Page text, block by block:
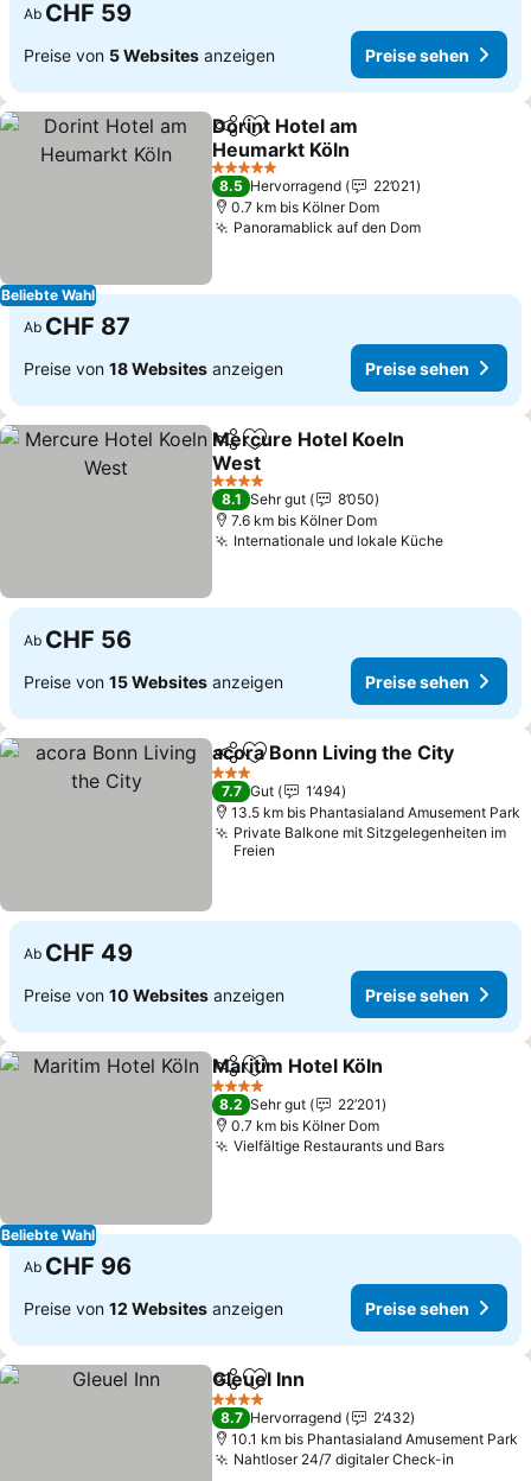
Ab CHF 59
Preise von 5 Websites anzeigen Preise sehen
Beliebte Wahl
TeilenZu Favoriten hinzufügen
Dorint Hotel am
Heumarkt Köln
5 Sterne
8.5 Hervorragend
22’021
0.7 km bis Kölner Dom
Panoramablick auf den Dom
Ab CHF 87
Preise von 18 Websites anzeigen Preise sehen
TeilenZu Favoriten hinzufügen
Mercure Hotel Koeln
West
4 Sterne
8.1 Sehr gut
8’050
7.6 km bis Kölner Dom
Internationale und lokale Küche
Ab CHF 56
Preise von 15 Websites anzeigen Preise sehen
TeilenZu Favoriten hinzufügen
acora Bonn Living the City
3 Sterne
7.7 Gut
1’494
13.5 km bis Phantasialand Amusement Park
Private Balkone mit Sitzgelegenheiten im
Freien
Ab CHF 49
Preise von 10 Websites anzeigen Preise sehen
Beliebte Wahl
TeilenZu Favoriten hinzufügen
Maritim Hotel Köln
4 Sterne
8.2 Sehr gut
22’201
0.7 km bis Kölner Dom
Vielfältige Restaurants und Bars
Ab CHF 96
Preise von 12 Websites anzeigen Preise sehen
TeilenZu Favoriten hinzufügen
Gleuel Inn
4 Sterne
8.7 Hervorragend
2’432
10.1 km bis Phantasialand Amusement Park
Nahtloser 24/7 digitaler Check-in